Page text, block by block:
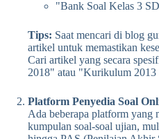
"Bank Soal Kelas 3
Tips: Saat mencari di blog
artikel untuk memastikan
Cari artikel yang secara
2018" atau "Kurikulum
Platform Penyedia Soal
Ada beberapa platform yang
kumpulan soal-soal ujian,